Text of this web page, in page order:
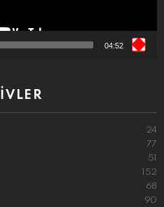
04:52
24
77
51
152
68
90